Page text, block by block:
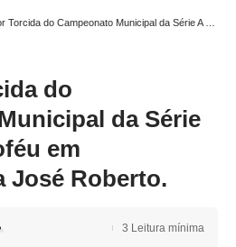
do Campeonato Municipal da Série A receberá troféu em homenagem a José Roberto.
do
da Série
em
José Roberto.
3 Leitura mínima